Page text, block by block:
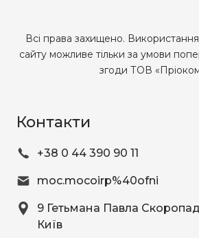
Всі права захищено. Використання
сайту можливе тільки за умови
згоди ТОВ
Контакти
+38 0 44 390 90 11
moc.mocoirp%40ofni
9 Гетьмана Павла
Київ